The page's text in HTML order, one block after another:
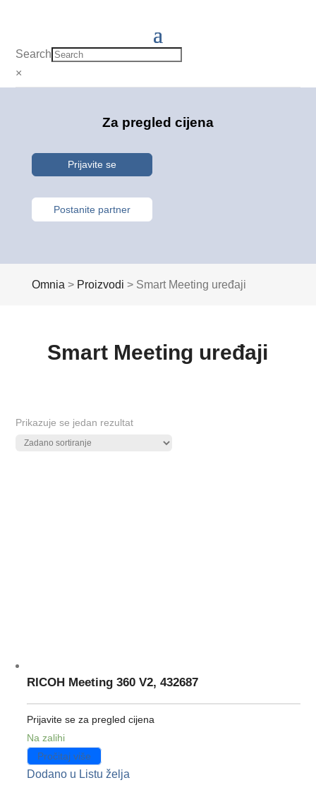
Search
×
Za pregled cijena
Prijavite se
Postanite partner
Omnia > Proizvodi > Smart Meeting uređaji
Smart Meeting uređaji
Prikazuje se jedan rezultat
RICOH Meeting 360 V2, 432687
Prijavite se za pregled cijena
Na zalihi
Pročitaj više
Dodano u Listu želja